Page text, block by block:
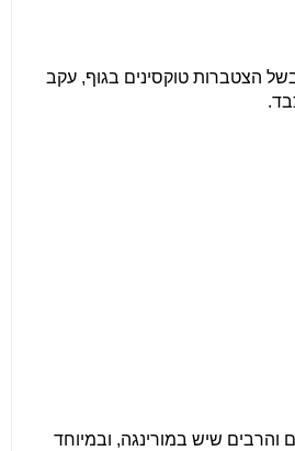
הצטברות טוקסינים בגוף, עקב
.
והרבים שיש במורינגה, ובמיוחד